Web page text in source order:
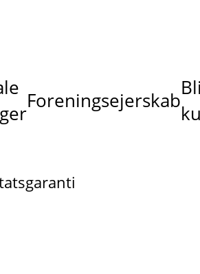
Foreningsejerskab